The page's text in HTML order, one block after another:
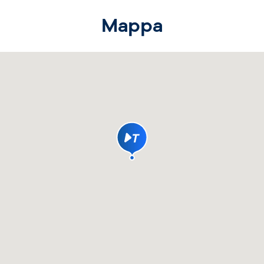
è situato in una zona strategica, vicino al centro
Mappa